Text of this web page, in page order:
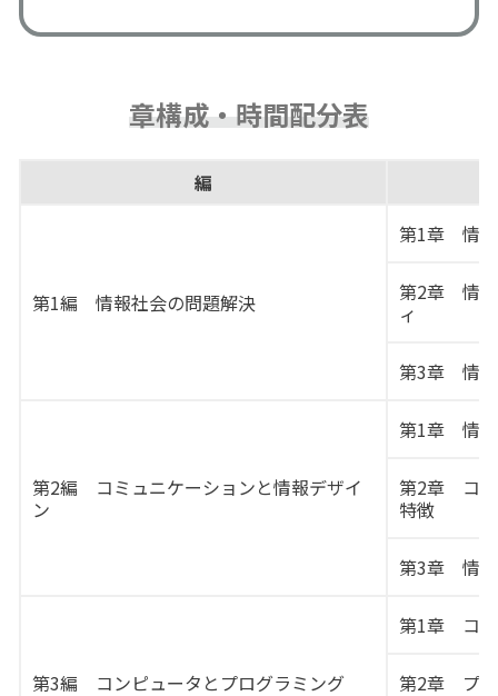
章構成・時間配分表
編
第1編 情報社会の問題解決
第1章 情報
第2章 情報
ィ
第3章 情報
第2編 コミュニケーションと情報デザイ
ン
第1章 情報
第2章 コミ
特徴
第3章 情
第3編 コンピュータとプログラミング
第1章 コン
第2章 プロ